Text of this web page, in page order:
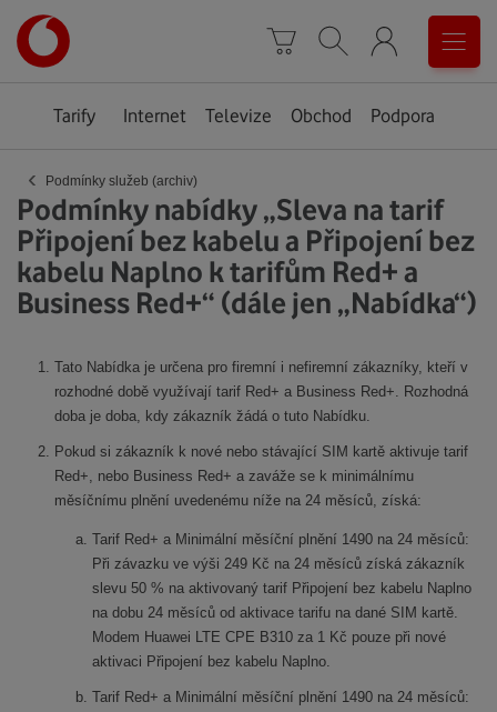
stránka
Košík
Vyhledávání
Menu
Tarify Internet Televize Obchod Podpora
‹ Podmínky služeb (archiv)
Podmínky nabídky „Sleva na tarif
Připojení bez kabelu a Připojení bez
kabelu Naplno k tarifům Red+ a
Business Red+“ (dále jen „Nabídka“)
Tato Nabídka je určena pro firemní i nefiremní zákazníky, kteří v
rozhodné době využívají tarif Red+ a Business Red+. Rozhodná
doba je doba, kdy zákazník žádá o tuto Nabídku.
Pokud si zákazník k nové nebo stávající SIM kartě aktivuje tarif
Red+, nebo Business Red+ a zaváže se k minimálnímu
měsíčnímu plnění uvedenému níže na 24 měsíců, získá:
Tarif Red+ a Minimální měsíční plnění 1490 na 24 měsíců:
Při závazku ve výši 249 Kč na 24 měsíců získá zákazník
slevu 50 % na aktivovaný tarif Připojení bez kabelu Naplno
na dobu 24 měsíců od aktivace tarifu na dané SIM kartě.
Modem Huawei LTE CPE B310 za 1 Kč pouze při nové
aktivaci Připojení bez kabelu Naplno.
Tarif Red+ a Minimální měsíční plnění 1490 na 24 měsíců: